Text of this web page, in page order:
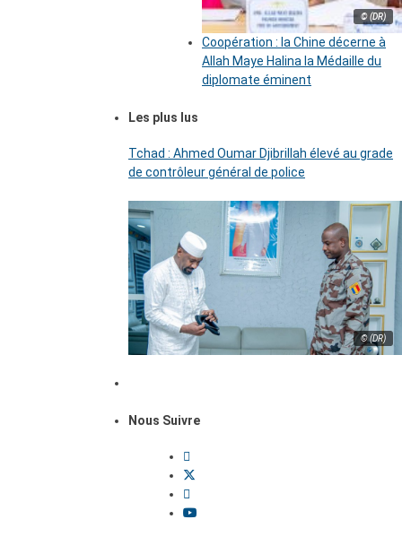
© (DR)
Coopération : la Chine décerne à
Allah Maye Halina la Médaille du
diplomate éminent
Les plus lus
Tchad : Ahmed Oumar Djibrillah élevé au grade
de contrôleur général de police
© (DR)
Nous Suivre